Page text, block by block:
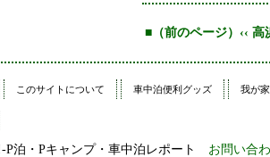
■（前のページ）‹‹
このサイトについて 車中泊便利グッズ 我が
P泊・Pキャンプ・車中泊レポート お問い合